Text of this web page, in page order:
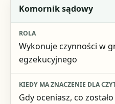
Komornik sądowy
Wykonuje czynności w
egzekucyjnego
Gdy oceniasz, co